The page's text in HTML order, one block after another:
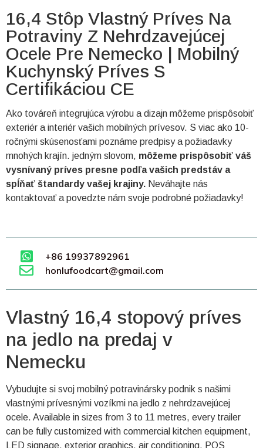
16,4 Stôp Vlastný Príves Na
Potraviny Z Nehrdzavejúcej
Ocele Pre Nemecko | Mobilný
Kuchynský Príves S
Certifikáciou CE
Ako továreň integrujúca výrobu a dizajn môžeme prispôsobiť
exteriér a interiér vašich mobilných prívesov. S viac ako 10-
ročnými skúsenosťami poznáme predpisy a požiadavky
mnohých krajín. jedným slovom, môžeme prispôsobiť váš
vysnívaný príves presne podľa vašich predstáv a
spĺňať štandardy vašej krajiny. Neváhajte nás
kontaktovať a povedzte nám svoje podrobné požiadavky!
+86 19937892961
honlufoodcart@gmail.com
Vlastný 16,4 stopový príves
na jedlo na predaj v
Nemecku
Vybudujte si svoj mobilný potravinársky podnik s našimi
vlastnými prívesnými vozíkmi na jedlo z nehrdzavejúcej
ocele. Available in sizes from 3 to 11 metres, every trailer
can be fully customized with commercial kitchen equipment,
LED signage, exterior graphics, air conditioning, POS